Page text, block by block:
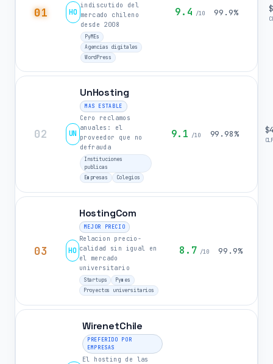
01 HO
indiscutido del
mercado chileno
desde 2008
PyMEs
Agencias digitales
WordPress
9.4 /10 99.9%
02 UN
UnHosting
MAS ESTABLE
Cero reclamos
anuales: el
proveedor que no
defrauda
Instituciones
publicas
Empresas
Colegios
9.1 /10 99.98%
03 HO
HostingCom
MEJOR PRECIO
Relacion precio-
calidad sin igual en
el mercado
universitario
Startups
Pymes
Proyectos universitarios
8.7 /10 99.9%
WirenetChile
PREFERIDO POR
EMPRESAS
El hosting de las